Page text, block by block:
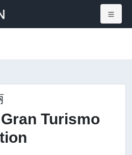
Turismo
×